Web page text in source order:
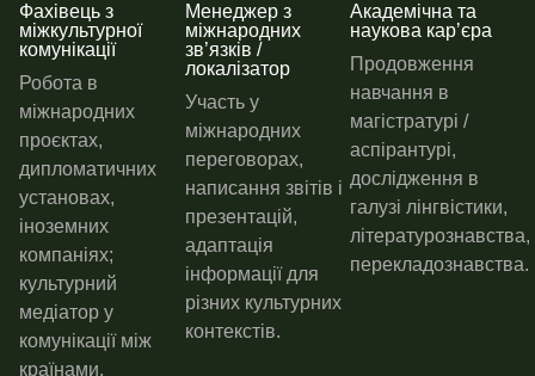
Фахівець з
міжкультурної
комунікації
Робота в
міжнародних
проєктах,
дипломатичних
установах,
іноземних
компаніях;
культурний
медіатор у
комунікації між
країнами.
Менеджер з
міжнародних
зв’язків /
локалізатор
Участь у
міжнародних
переговорах,
написання звітів і
презентацій,
адаптація
інформації для
різних культурних
контекстів.
Академічна та
наукова карʼєра
Продовження
навчання в
магістратурі /
аспірантурі,
дослідження в
галузі лінгвістики,
літературознавства,
перекладознавства.